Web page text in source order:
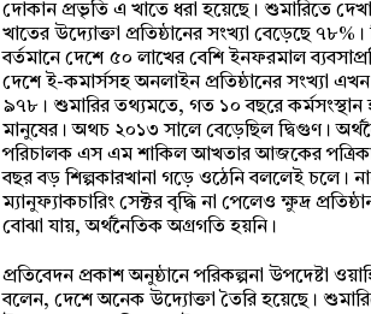
দোকান প্রভৃতি এ খাতে ধরা হয়েছে। শুমারিতে
খাতের উদ্যোক্তা প্রতিষ্ঠানের সংখ্যা বেড়েছে ৭৮%।
বর্তমানে দেশে ৫০ লাখের বেশি ইনফরমাল
দেশে ই-কমার্সসহ অনলাইন প্রতিষ্ঠানের সংখ্যা
৯৭৮। শুমারির তথ্যমতে, গত ১০ বছরে কর্মসংস্থান
মানুষের। অথচ ২০১৩ সালে বেড়েছিল দ্বিগুণ।
পরিচালক এস এম শাকিল আখতার আজকের
বছর বড় শিল্পকারখানা গড়ে ওঠেনি বললেই চলে।
ম্যানুফ্যাকচারিং সেক্টর বৃদ্ধি না পেলেও ক্ষুদ্র
বোঝা যায়, অর্থনৈতিক অগ্রগতি হয়নি।
প্রতিবেদন প্রকাশ অনুষ্ঠানে পরিকল্পনা উপদেষ্টা
বলেন, দেশে অনেক উদ্যোক্তা তৈরি হয়েছে।